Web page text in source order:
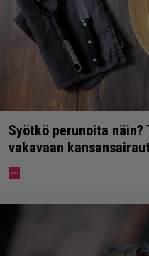
Syötkö perunoita
vakavaan